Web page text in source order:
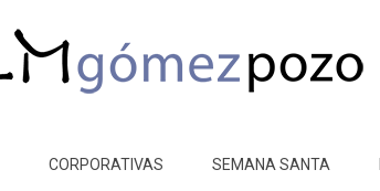
CORPORATIVAS SEMANA SANTA